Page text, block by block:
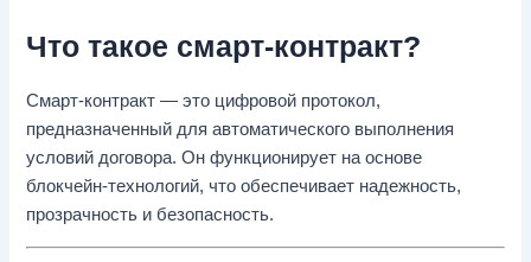
Что такое смарт-контракт?
Смарт-контракт — это цифровой протокол,
предназначенный для автоматического выполнения
условий договора. Он функционирует на основе
блокчейн-технологий, что обеспечивает надежность,
прозрачность и безопасность.